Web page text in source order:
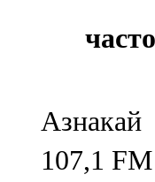
Азнакай
107,1 FM